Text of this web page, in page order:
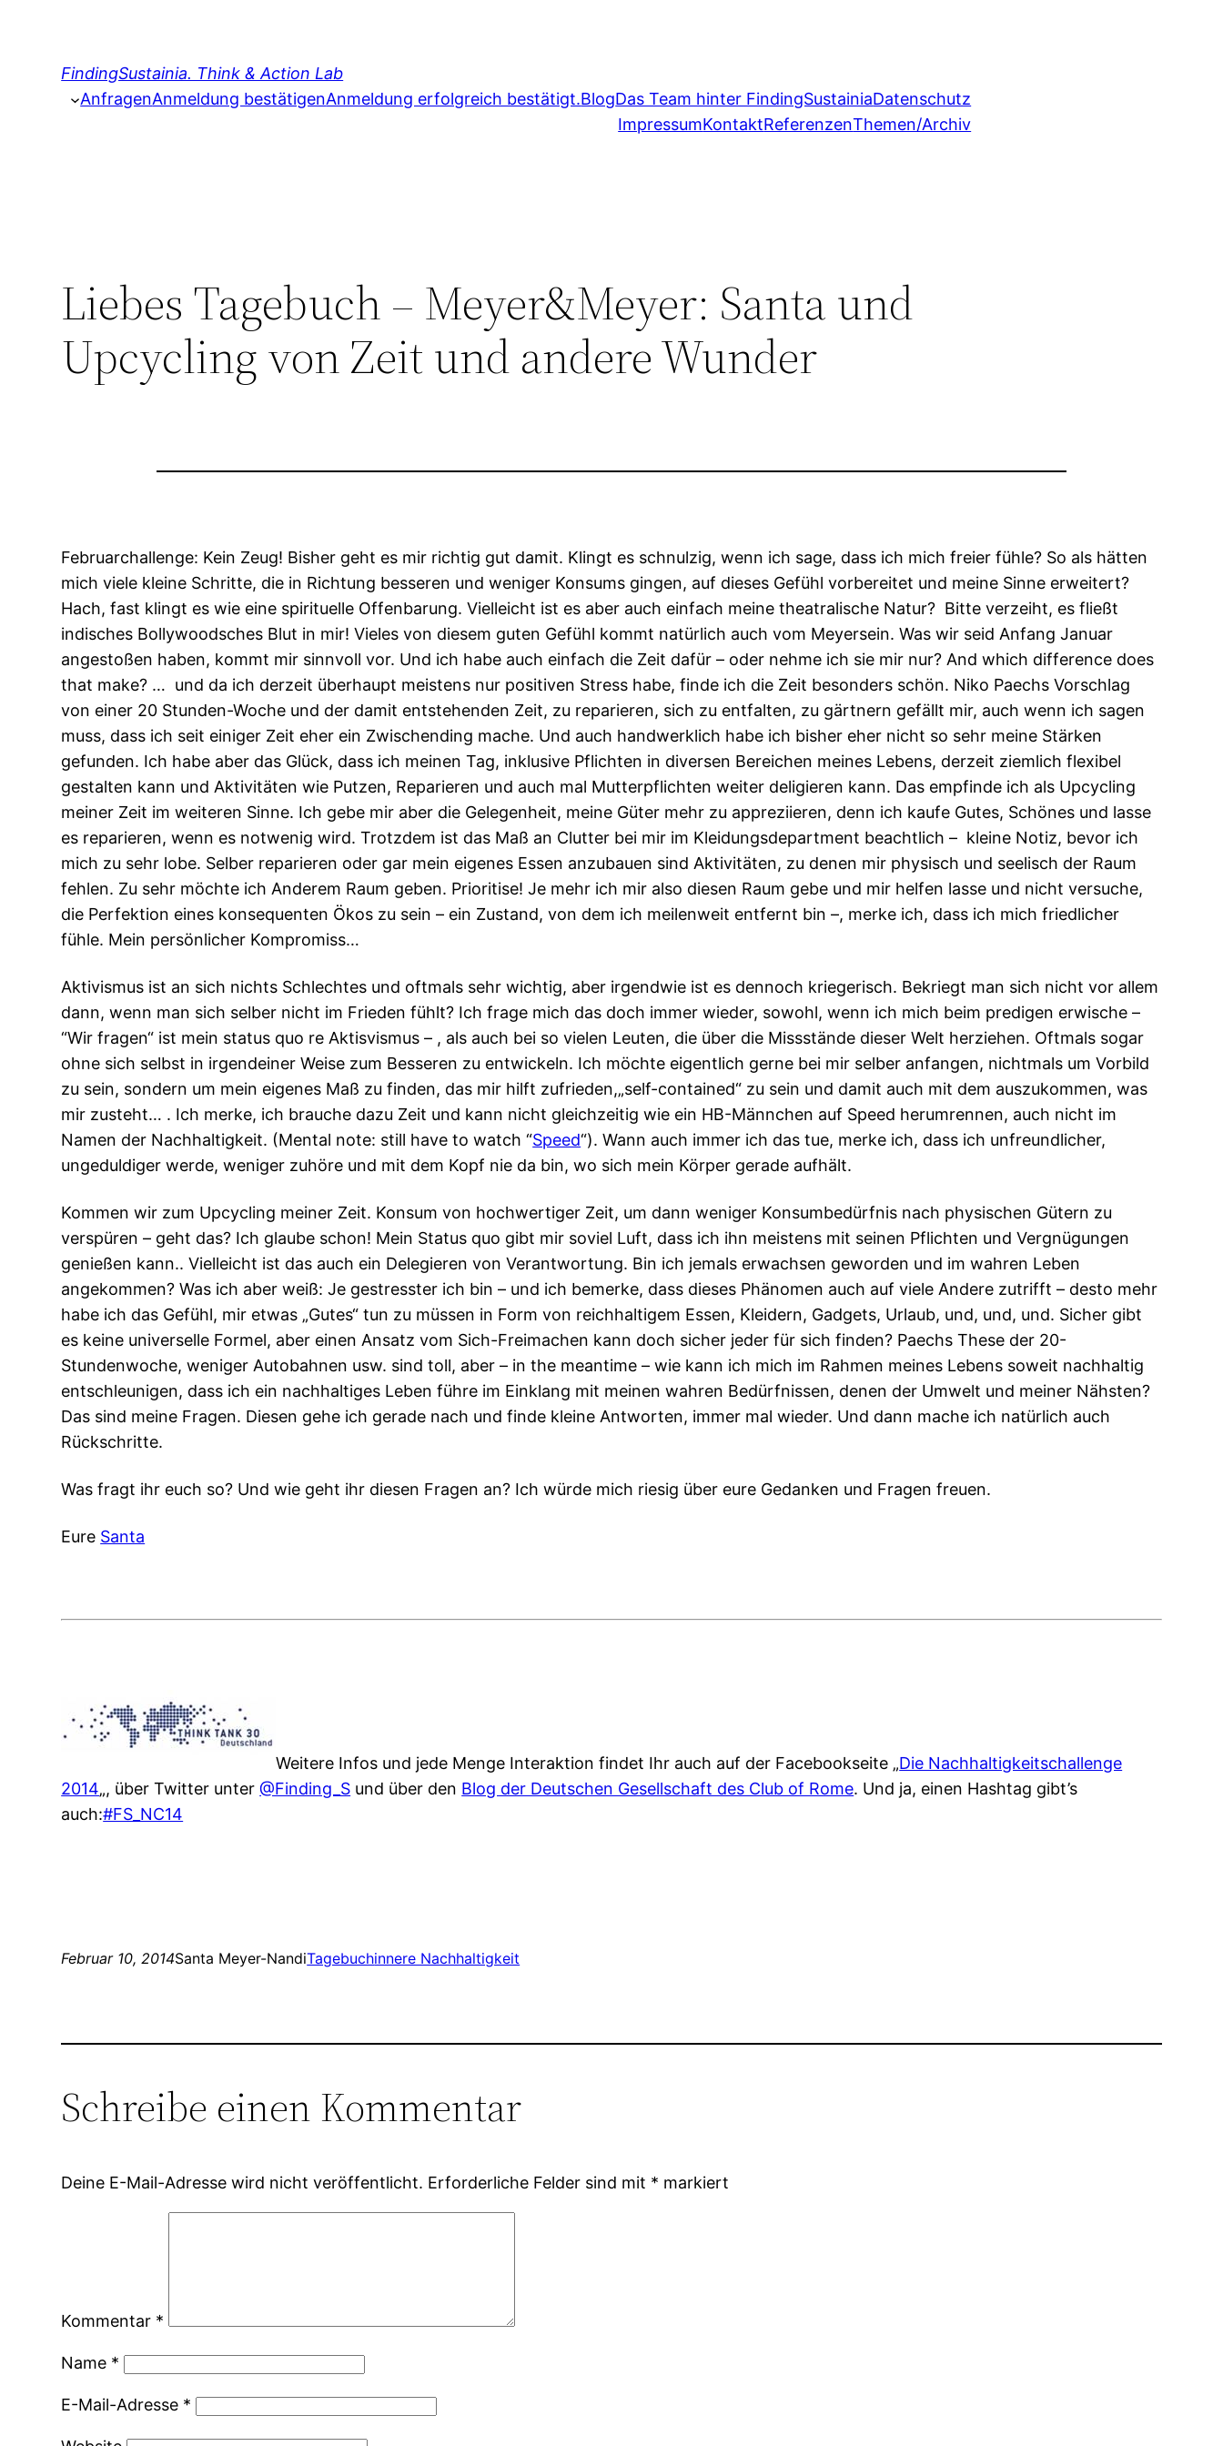
FindingSustainia. Think & Action Lab
AnfragenAnmeldung bestätigenAnmeldung erfolgreich bestätigt.BlogDas Team hinter FindingSustainiaDatenschutz
ImpressumKontaktReferenzenThemen/Archiv
Liebes Tagebuch – Meyer&Meyer: Santa und
Upcycling von Zeit und andere Wunder
Februarchallenge: Kein Zeug! Bisher geht es mir richtig gut damit. Klingt es schnulzig, wenn ich sage, dass ich mich freier fühle? So als hätten
mich viele kleine Schritte, die in Richtung besseren und weniger Konsums gingen, auf dieses Gefühl vorbereitet und meine Sinne erweitert?
Hach, fast klingt es wie eine spirituelle Offenbarung. Vielleicht ist es aber auch einfach meine theatralische Natur? Bitte verzeiht, es fließt
indisches Bollywoodsches Blut in mir! Vieles von diesem guten Gefühl kommt natürlich auch vom Meyersein. Was wir seid Anfang Januar
angestoßen haben, kommt mir sinnvoll vor. Und ich habe auch einfach die Zeit dafür – oder nehme ich sie mir nur? And which difference does
that make? … und da ich derzeit überhaupt meistens nur positiven Stress habe, finde ich die Zeit besonders schön. Niko Paechs Vorschlag
von einer 20 Stunden-Woche und der damit entstehenden Zeit, zu reparieren, sich zu entfalten, zu gärtnern gefällt mir, auch wenn ich sagen
muss, dass ich seit einiger Zeit eher ein Zwischending mache. Und auch handwerklich habe ich bisher eher nicht so sehr meine Stärken
gefunden. Ich habe aber das Glück, dass ich meinen Tag, inklusive Pflichten in diversen Bereichen meines Lebens, derzeit ziemlich flexibel
gestalten kann und Aktivitäten wie Putzen, Reparieren und auch mal Mutterpflichten weiter deligieren kann. Das empfinde ich als Upcycling
meiner Zeit im weiteren Sinne. Ich gebe mir aber die Gelegenheit, meine Güter mehr zu appreziieren, denn ich kaufe Gutes, Schönes und lasse
es reparieren, wenn es notwenig wird. Trotzdem ist das Maß an Clutter bei mir im Kleidungsdepartment beachtlich – kleine Notiz, bevor ich
mich zu sehr lobe. Selber reparieren oder gar mein eigenes Essen anzubauen sind Aktivitäten, zu denen mir physisch und seelisch der Raum
fehlen. Zu sehr möchte ich Anderem Raum geben. Prioritise! Je mehr ich mir also diesen Raum gebe und mir helfen lasse und nicht versuche,
die Perfektion eines konsequenten Ökos zu sein – ein Zustand, von dem ich meilenweit entfernt bin –, merke ich, dass ich mich friedlicher
fühle. Mein persönlicher Kompromiss…
Aktivismus ist an sich nichts Schlechtes und oftmals sehr wichtig, aber irgendwie ist es dennoch kriegerisch. Bekriegt man sich nicht vor allem
dann, wenn man sich selber nicht im Frieden fühlt? Ich frage mich das doch immer wieder, sowohl, wenn ich mich beim predigen erwische –
“Wir fragen“ ist mein status quo re Aktisvismus – , als auch bei so vielen Leuten, die über die Missstände dieser Welt herziehen. Oftmals sogar
ohne sich selbst in irgendeiner Weise zum Besseren zu entwickeln. Ich möchte eigentlich gerne bei mir selber anfangen, nichtmals um Vorbild
zu sein, sondern um mein eigenes Maß zu finden, das mir hilft zufrieden,„self-contained“ zu sein und damit auch mit dem auszukommen, was
mir zusteht… . Ich merke, ich brauche dazu Zeit und kann nicht gleichzeitig wie ein HB-Männchen auf Speed herumrennen, auch nicht im
Namen der Nachhaltigkeit. (Mental note: still have to watch “Speed“). Wann auch immer ich das tue, merke ich, dass ich unfreundlicher,
ungeduldiger werde, weniger zuhöre und mit dem Kopf nie da bin, wo sich mein Körper gerade aufhält.
Kommen wir zum Upcycling meiner Zeit. Konsum von hochwertiger Zeit, um dann weniger Konsumbedürfnis nach physischen Gütern zu
verspüren – geht das? Ich glaube schon! Mein Status quo gibt mir soviel Luft, dass ich ihn meistens mit seinen Pflichten und Vergnügungen
genießen kann.. Vielleicht ist das auch ein Delegieren von Verantwortung. Bin ich jemals erwachsen geworden und im wahren Leben
angekommen? Was ich aber weiß: Je gestresster ich bin – und ich bemerke, dass dieses Phänomen auch auf viele Andere zutrifft – desto mehr
habe ich das Gefühl, mir etwas „Gutes“ tun zu müssen in Form von reichhaltigem Essen, Kleidern, Gadgets, Urlaub, und, und, und. Sicher gibt
es keine universelle Formel, aber einen Ansatz vom Sich-Freimachen kann doch sicher jeder für sich finden? Paechs These der 20-
Stundenwoche, weniger Autobahnen usw. sind toll, aber – in the meantime – wie kann ich mich im Rahmen meines Lebens soweit nachhaltig
entschleunigen, dass ich ein nachhaltiges Leben führe im Einklang mit meinen wahren Bedürfnissen, denen der Umwelt und meiner Nähsten?
Das sind meine Fragen. Diesen gehe ich gerade nach und finde kleine Antworten, immer mal wieder. Und dann mache ich natürlich auch
Rückschritte.
Was fragt ihr euch so? Und wie geht ihr diesen Fragen an? Ich würde mich riesig über eure Gedanken und Fragen freuen.
Eure Santa
Weitere Infos und jede Menge Interaktion findet Ihr auch auf der Facebookseite „Die Nachhaltigkeitschallenge
2014„, über Twitter unter@Finding_S und über den Blog der Deutschen Gesellschaft des Club of Rome. Und ja, einen Hashtag gibt’s
auch:#FS_NC14
Februar 10, 2014Santa Meyer-NandiTagebuchinnere Nachhaltigkeit
Schreibe einen Kommentar
Deine E-Mail-Adresse wird nicht veröffentlicht. Erforderliche Felder sind mit * markiert
Kommentar *
Name *
E-Mail-Adresse *